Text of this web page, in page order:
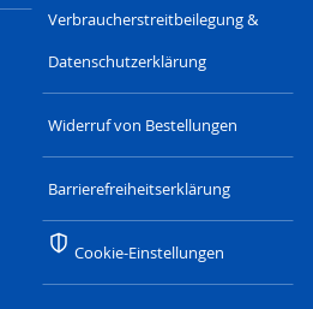
Verbraucherstreitbeilegung &
Datenschutzerklärung
Widerruf von Bestellungen
Barrierefreiheitserklärung
Cookie-Einstellungen